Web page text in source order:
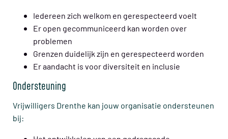
Iedereen zich welkom en gerespecteerd voelt
Er open gecommuniceerd kan worden over
problemen
Grenzen duidelijk zijn en gerespecteerd worden
Er aandacht is voor diversiteit en inclusie
Ondersteuning
Vrijwilligers Drenthe kan jouw organisatie ondersteunen
bij: